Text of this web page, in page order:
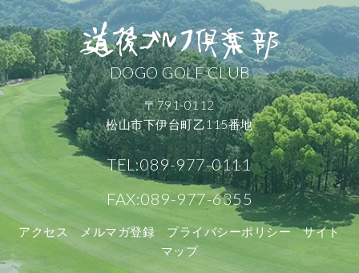
DOGO GOLF CLUB
〒791-0112
松山市下伊台町乙115番地
TEL:089-977-0111
FAX:089-977-6355
アクセス メルマガ登録 プライバシーポリシー
サイト
マップ